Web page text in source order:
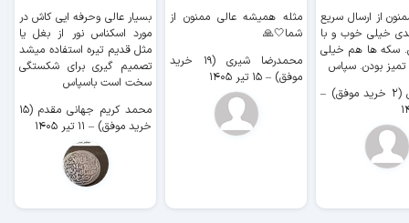
از ارسال سریع
خیلی خوب و با
سکه ها هم خیلی
تمیز بودن. سپاس
–
مثله همیشه عالی ممنون از
شما🤍🙏
محمدرضا شیری (۱۹ خرید
موفق) – ۱۵ تیر ۱۴۰۵
بسیار عالی وحرفه ایی کاش در
مورد اسکناس نور از بغل یا
مثل قدیم تیره استفاده میشد
تصمیم گیری برای شکستگی
سخت است باسپاس
محمد کریم جهانی مقدم (۱۵
خرید موفق) – ۱۱ تیر ۱۴۰۵